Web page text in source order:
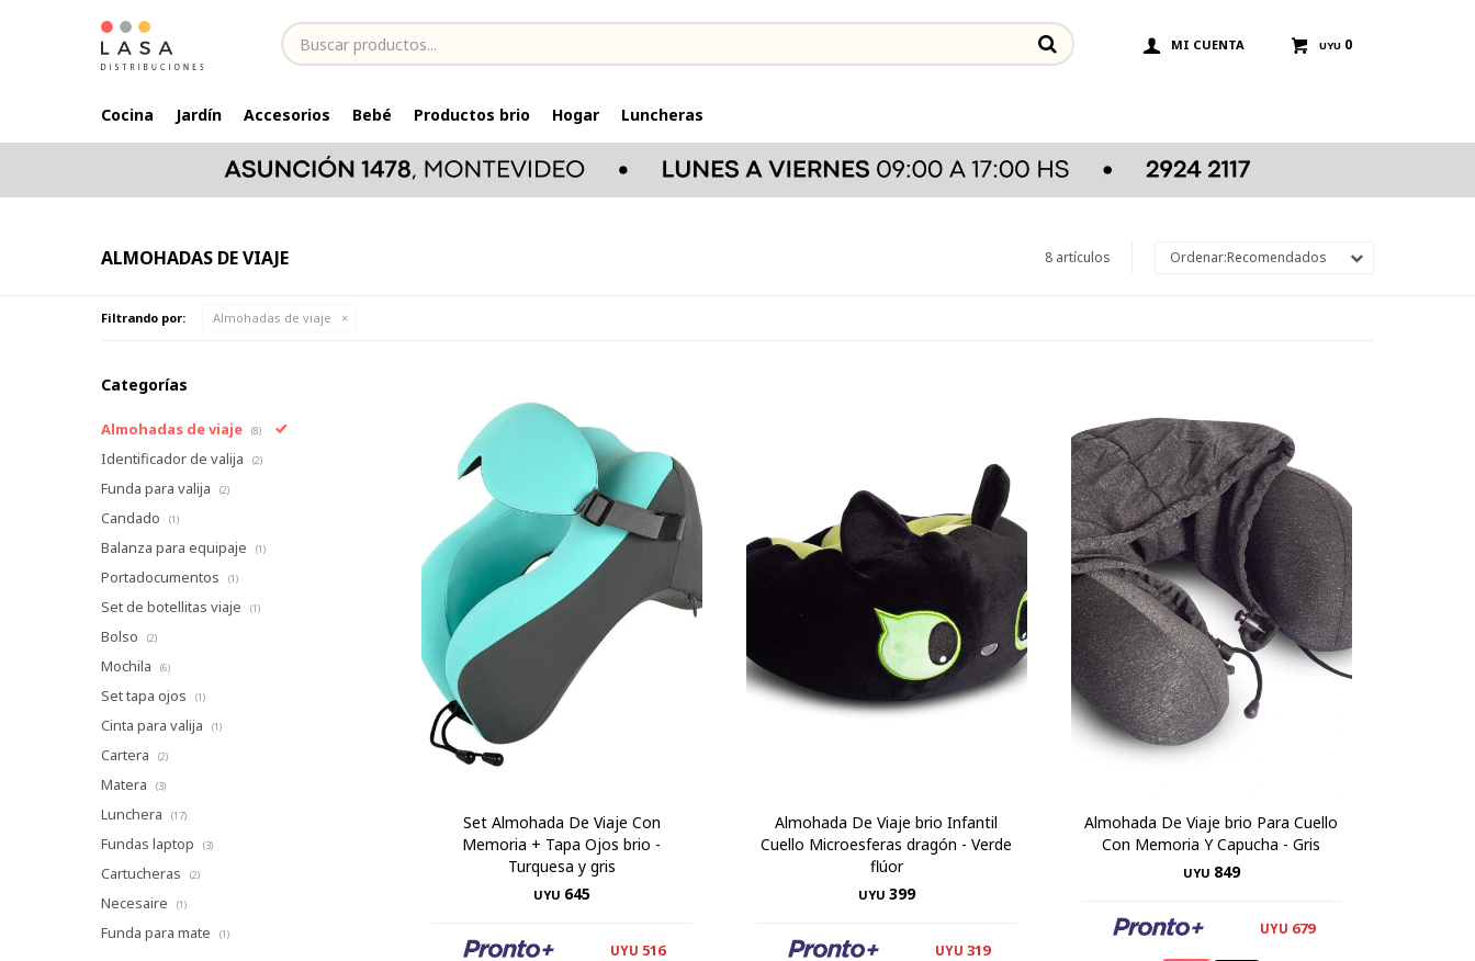
Cocina Jardín Accesorios Bebé Productos brio Hogar Luncheras
UYU 0
ALMOHADAS DE VIAJE 8 artículos Recomendados
Filtrando por: Almohadas de viaje
Set Almohada De Viaje Con
Memoria + Tapa Ojos brio -
Turquesa y gris
UYU 645
UYU 516
Almohada De Viaje brio Infantil
Cuello Microesferas dragón - Verde
flúor
UYU 399
UYU 319
Almohada De Viaje brio Para Cuello
Con Memoria Y Capucha - Gris
UYU 849
UYU 679
Categorías
Almohadas de viaje (8)
Identificador de valija (2)
Funda para valija (2)
Candado (1)
Balanza para equipaje (1)
Portadocumentos (1)
Set de botellitas viaje (1)
Bolso (2)
Mochila (6)
Set tapa ojos (1)
Cinta para valija (1)
Cartera (2)
Matera (3)
Lunchera (17)
Fundas laptop (3)
Cartucheras (2)
Necesaire (1)
Funda para mate (1)